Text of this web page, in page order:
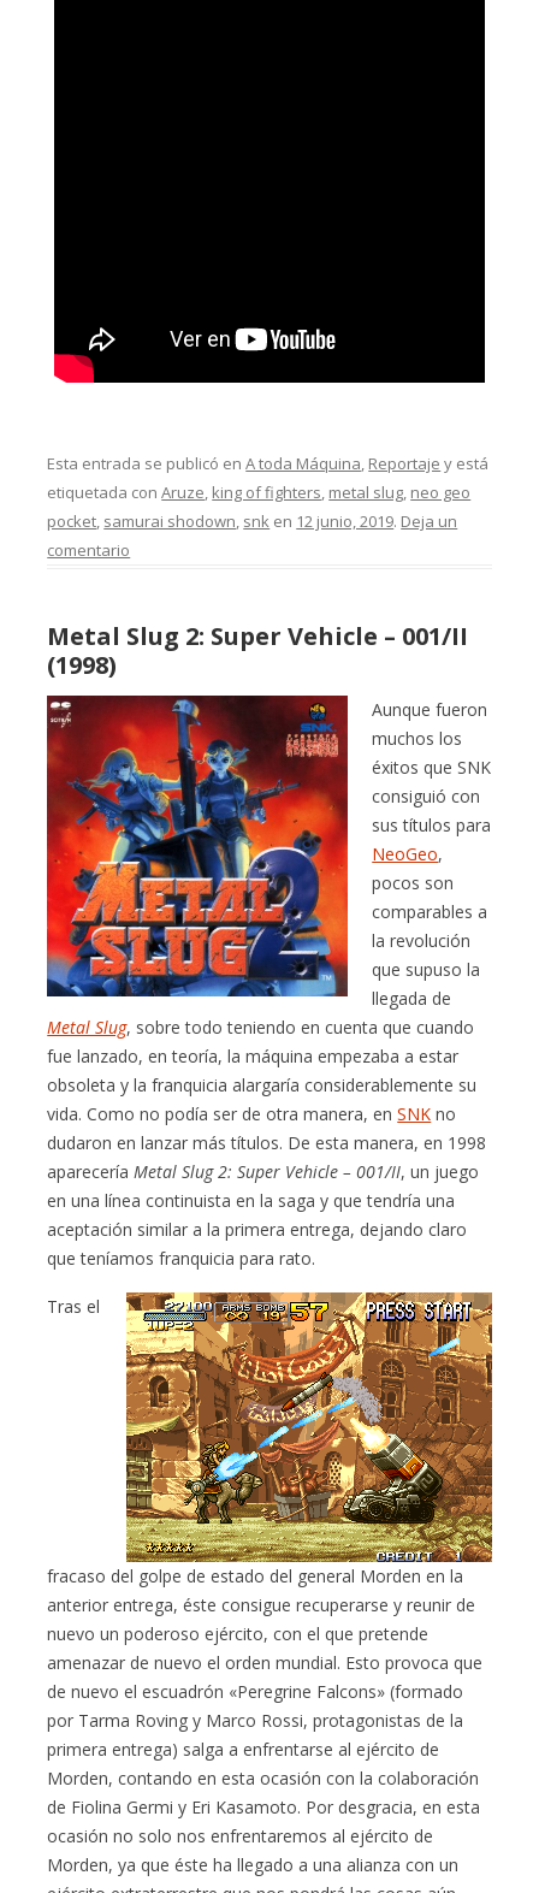
Esta entrada se publicó enA toda Máquina, Reportaje y está
etiquetada conAruze, king of fighters, metal slug, neo geo
pocket, samurai shodown, snk en 12 junio, 2019. Deja un
comentario
Metal Slug 2: Super Vehicle – 001/II
(1998)
Aunque fueron
muchos los
éxitos que SNK
consiguió con
sus títulos para
NeoGeo,
pocos son
comparables a
la revolución
que supuso la
llegada de
Metal Slug, sobre todo teniendo en cuenta que cuando
fue lanzado, en teoría, la máquina empezaba a estar
obsoleta y la franquicia alargaría considerablemente su
vida. Como no podía ser de otra manera, enSNK no
dudaron en lanzar más títulos. De esta manera, en 1998
apareceríaMetal Slug 2: Super Vehicle – 001/II, un juego
en una línea continuista en la saga y que tendría una
aceptación similar a la primera entrega, dejando claro
que teníamos franquicia para rato.
Tras el
fracaso del golpe de estado del general Morden en la
anterior entrega, éste consigue recuperarse y reunir de
nuevo un poderoso ejército, con el que pretende
amenazar de nuevo el orden mundial. Esto provoca que
de nuevo el escuadrón «Peregrine Falcons» (formado
por Tarma Roving y Marco Rossi, protagonistas de la
primera entrega) salga a enfrentarse al ejército de
Morden, contando en esta ocasión con la colaboración
de Fiolina Germi y Eri Kasamoto. Por desgracia, en esta
ocasión no solo nos enfrentaremos al ejército de
Morden, ya que éste ha llegado a una alianza con un